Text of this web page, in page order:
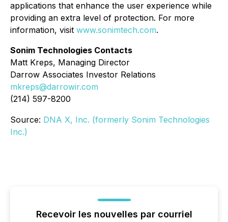
applications that enhance the user experience while
providing an extra level of protection. For more
information, visit www.sonimtech.com.
Sonim Technologies Contacts
Matt Kreps, Managing Director
Darrow Associates Investor Relations
mkreps@darrowir.com
(214) 597-8200
Source: DNA X, Inc. (formerly Sonim Technologies
Inc.)
Recevoir les nouvelles par courriel